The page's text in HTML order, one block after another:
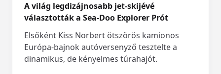
A világ legdizájnosabb jet-skijévé
választották a Sea-Doo Explorer Prót
Elsőként Kiss Norbert ötszörös kamionos
Európa-bajnok autóversenyző tesztelte a
dinamikus, de kényelmes túrahajót.